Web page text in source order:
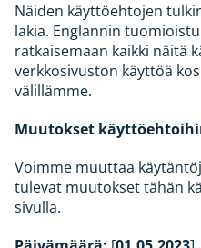
Näiden käyttöehtojen
lakia. Englannin
ratkaisemaan kaikki näitä
verkkosivuston käyttöä
välillämme.
Muutokset
Voimme muuttaa
tulevat muutokset tähän
sivulla.